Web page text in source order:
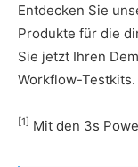
Entdecken Sie
Produkte für die
Sie jetzt Ihren
Workflow-Testkits.
[1] Mit den 3s